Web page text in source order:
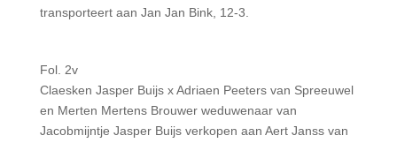
transporteert aan Jan Jan Bink, 12-3.
Fol. 2v
Claesken Jasper Buijs x Adriaen Peeters van Spreeuwel
en Merten Mertens Brouwer weduwenaar van
Jacobmijntje Jasper Buijs verkopen aan Aert Janss van